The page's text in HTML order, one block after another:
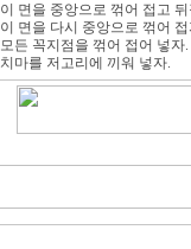
이 면을 중앙으로 꺾어 접고
이 면을 다시 중앙으로 꺾어
모든 꼭지점을 꺾어 접어 넣자.
치마를 저고리에 끼워 넣자.